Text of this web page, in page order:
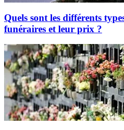
Quels sont les différents
funéraires et leur prix ?